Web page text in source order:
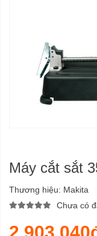
Máy cắt sắt
Thương hiệu: Makita
Chưa có